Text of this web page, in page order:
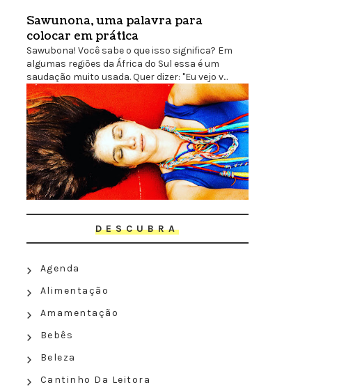
Sawunona, uma palavra para
colocar em prática
Sawubona! Você sabe o que isso significa? Em
algumas regiões da África do Sul essa é um
saudação muito usada. Quer dizer: "Eu vejo v...
DESCUBRA
Agenda
Alimentação
Amamentação
Bebês
Beleza
Cantinho Da Leitora